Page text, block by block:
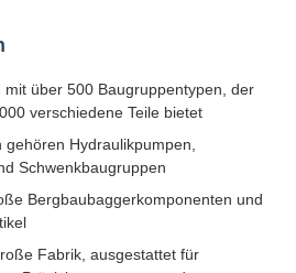
über 500 Baugruppentypen, der
verschiedene Teile bietet
Hydraulikpumpen,
Schwenkbaugruppen
Bergbaubaggerkomponenten und
Fabrik, ausgestattet für